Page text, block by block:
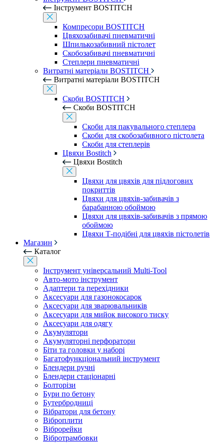
Інструмент BOSTITCH
Компресори BOSTITCH
Цвяхозабивачі пневматичні
Шпилькозабивний пістолет
Скобозабивачі пневматичні
Степлери пневматичні
Витратні матеріали BOSTITCH
Витратні матеріали BOSTITCH
Скоби BOSTITCH
Скоби BOSTITCH
Скоби для пакувального степлера
Скоби для скобозабивного пістолета
Скоби для степлерів
Цвяхи Bostitch
Цвяхи Bostitch
Цвяхи для цвяхів для підлогових
покриттів
Цвяхи для цвяхів-забивачів з
барабанною обоймою
Цвяхи для цвяхів-забивачів з прямою
обоймою
Цвяхи Т-подібні для цвяхів пістолетів
Магазин
Каталог
Інструмент універсальний Multi-Tool
Авто-мото інструмент
Адаптери та перехідники
Аксесуари для газонокосарок
Аксесуари для зварювальників
Аксесуари для мийок високого тиску
Аксесуари для одягу
Акумулятори
Акумуляторні перфоратори
Біти та головки у наборі
Багатофункціональний інструмент
Блендери ручні
Блендери стаціонарні
Болторізи
Бури по бетону
Бутербродниці
Вібратори для бетону
Віброплити
Віброрейки
Вібротрамбовки